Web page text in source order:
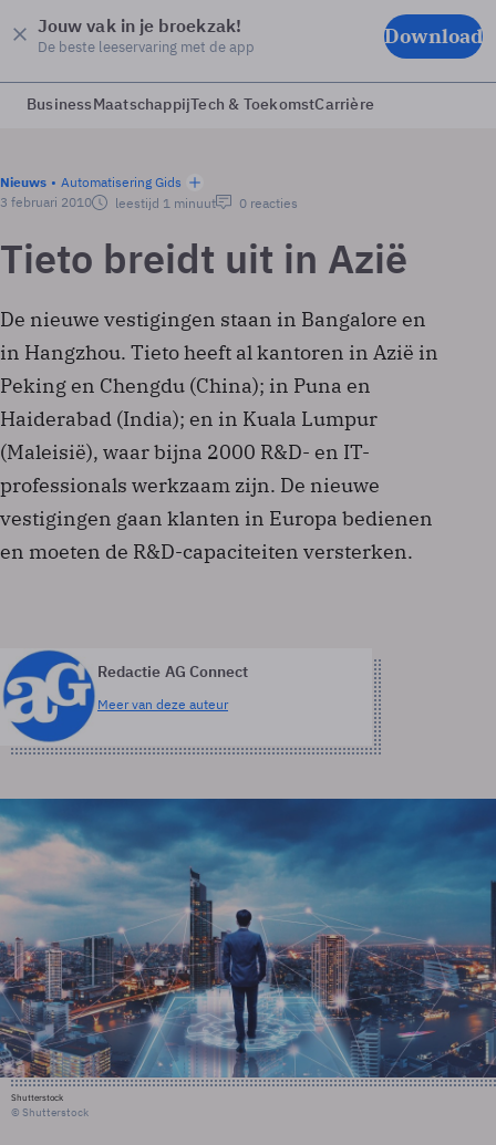
Jouw vak in je broekzak!
De beste leeservaring met de app Download
BusinessMaatschappijTech & ToekomstCarrière
Nieuws
Automatisering Gids
3 februari 2010
leestijd 1 minuut 0 reacties
Tieto breidt uit in Azië
De nieuwe vestigingen staan in Bangalore en
in Hangzhou. Tieto heeft al kantoren in Azië in
Peking en Chengdu (China); in Puna en
Haiderabad (India); en in Kuala Lumpur
(Maleisië), waar bijna 2000 R&D- en IT-
professionals werkzaam zijn. De nieuwe
vestigingen gaan klanten in Europa bedienen
en moeten de R&D-capaciteiten versterken.
Redactie AG Connect
Meer van deze auteur
Shutterstock
© Shutterstock